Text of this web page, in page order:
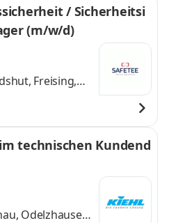
/ Sicherheitsi
(m/w/d)
Freising,
Augsburg,
und 5
technischen Kundend
Odelzhausen,